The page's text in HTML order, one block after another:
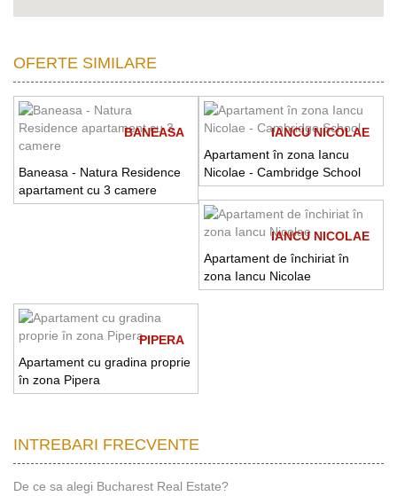
OFERTE SIMILARE
BANEASA
Baneasa - Natura Residence
apartament cu 3 camere
IANCU NICOLAE
Apartament în zona Iancu
Nicolae - Cambridge School
IANCU NICOLAE
Apartament de închiriat în
zona Iancu Nicolae
PIPERA
Apartament cu gradina proprie
în zona Pipera
INTREBARI FRECVENTE
De ce sa alegi Bucharest Real Estate?